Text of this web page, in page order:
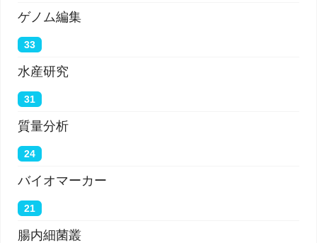
ゲノム編集
33
水産研究
31
質量分析
24
バイオマーカー
21
腸内細菌叢